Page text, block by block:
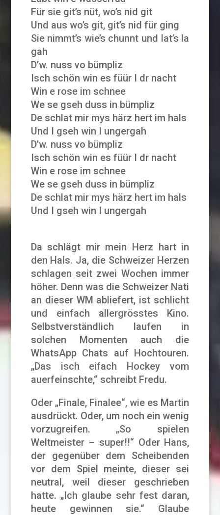
Für sie git’s nüt, wo’s nid git
Und aus wo’s git, git’s nid für ging
Sie nimmt’s wie’s chunnt und lat’s la
gah
D’w. nuss vo bümpliz
Isch schön win es füür I dr nacht
Win e rose im schnee
We se gseh duss in bümpliz
De schlat mir mys härz hert im hals
Und I gseh win I ungergah
D’w. nuss vo bümpliz
Isch schön win es füür I dr nacht
Win e rose im schnee
We se gseh duss in bümpliz
De schlat mir mys härz hert im hals
Und I gseh win I ungergah
Da schlägt mir mein Herz hart in
den Hals. Ja, die Schweizer Herzen
schlagen seit zwei Wochen immer
höher. Denn was die Schweizer Nati
an dieser WM abliefert, ist schlicht
und einfach allergrösstes Kino.
Selbstverständlich laufen in
solchen Momenten auch die
WhatsApp Chats auf Hochtouren.
„Das isch eifach Hockey vom
auerfeinschte,“ schreibt Fredu.
Oder „Finale, Finalee“, wie es Martin
ausdrückt. Oder, um noch ein wenig
vorzugreifen. „So spielen
Weltmeister – super!!“ Oder Hans,
der gegenüber dem Scheibenden
vor dem Spiel meinte, dieser sei
neutral, weil dieser geschrieben
hatte. „Ich glaube sehr fest daran,
heute gewinnen sie.“ Glaube